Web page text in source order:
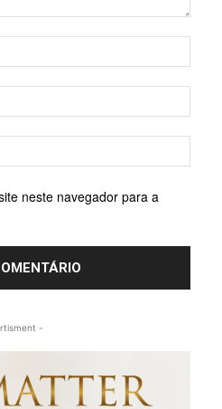
mail:*
neste navegador para a
-